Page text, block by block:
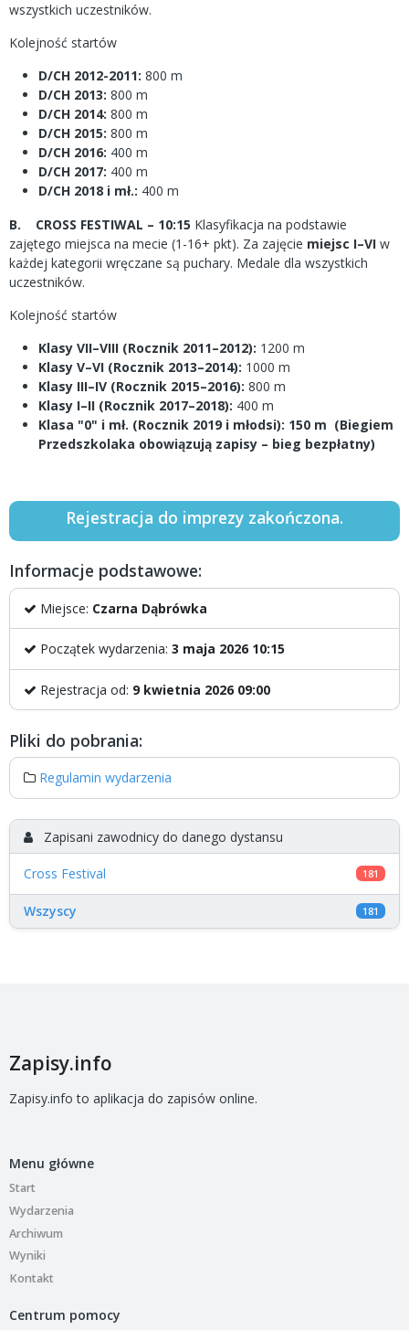
wszystkich uczestników.
Kolejność startów
D/CH 2012-2011: 800 m
D/CH 2013: 800 m
D/CH 2014: 800 m
D/CH 2015: 800 m
D/CH 2016: 400 m
D/CH 2017: 400 m
D/CH 2018 i mł.: 400 m
B. CROSS FESTIWAL – 10:15 Klasyfikacja na podstawie
zajętego miejsca na mecie (1-16+ pkt). Za zajęcie miejsc I–VI w
każdej kategorii wręczane są puchary. Medale dla wszystkich
uczestników.
Kolejność startów
Klasy VII–VIII (Rocznik 2011–2012): 1200 m
Klasy V–VI (Rocznik 2013–2014): 1000 m
Klasy III–IV (Rocznik 2015–2016): 800 m
Klasy I–II (Rocznik 2017–2018): 400 m
Klasa "0" i mł. (Rocznik 2019 i młodsi): 150 m (Biegiem
Przedszkolaka obowiązują zapisy – bieg bezpłatny)
Rejestracja do imprezy zakończona.
Informacje podstawowe:
Miejsce: Czarna Dąbrówka
Początek wydarzenia: 3 maja 2026 10:15
Rejestracja od: 9 kwietnia 2026 09:00
Pliki do pobrania:
Regulamin wydarzenia
Zapisani zawodnicy do danego dystansu
Cross Festival 181
Wszyscy 181
Zapisy.info
Zapisy.info to aplikacja do zapisów online.
Menu główne
Start
Wydarzenia
Archiwum
Wyniki
Kontakt
Centrum pomocy